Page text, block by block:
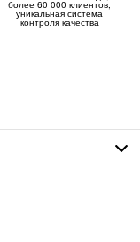
более 60 000 клиентов,
уникальная система
контроля качества